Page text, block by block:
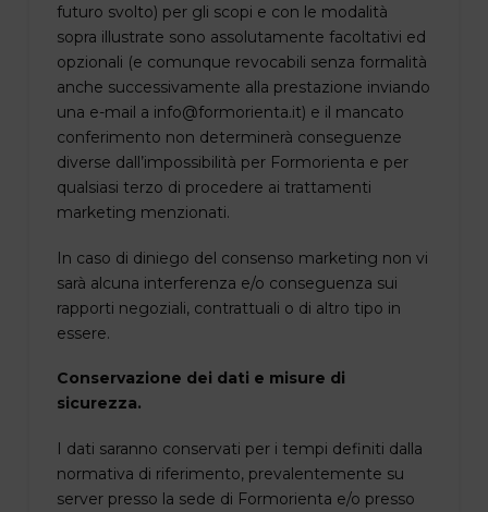
futuro svolto) per gli scopi e con le modalità
sopra illustrate sono assolutamente facoltativi ed
opzionali (e comunque revocabili senza formalità
anche successivamente alla prestazione inviando
una e-mail a info@formorienta.it) e il mancato
conferimento non determinerà conseguenze
diverse dall’impossibilità per Formorienta e per
qualsiasi terzo di procedere ai trattamenti
marketing menzionati.
In caso di diniego del consenso marketing non vi
sarà alcuna interferenza e/o conseguenza sui
rapporti negoziali, contrattuali o di altro tipo in
essere.
Conservazione dei dati e misure di
sicurezza.
I dati saranno conservati per i tempi definiti dalla
normativa di riferimento, prevalentemente su
server presso la sede di Formorienta e/o presso